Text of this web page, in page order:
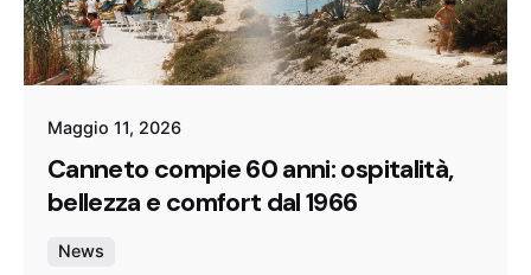
Maggio 11, 2026
Canneto compie 60 anni: ospitalità,
bellezza e comfort dal 1966
News